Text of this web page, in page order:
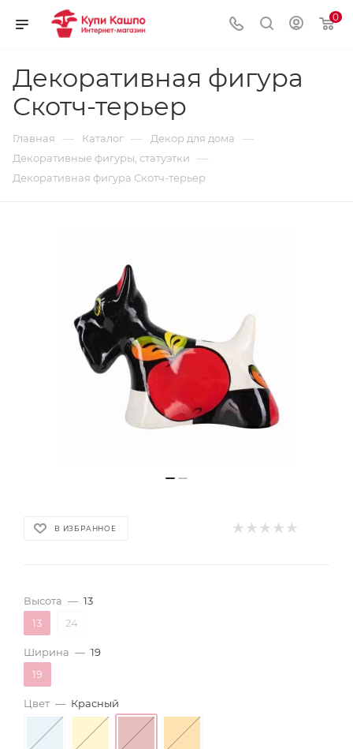
0
Декоративная фигура
Скотч-терьер
Главная — Каталог — Декор для дома —
Декоративные фигуры, статуэтки —
Декоративная фигура Скотч-терьер
В ИЗБРАННОЕ
Высота — 13
13
24
Ширина — 19
19
Цвет — Красный